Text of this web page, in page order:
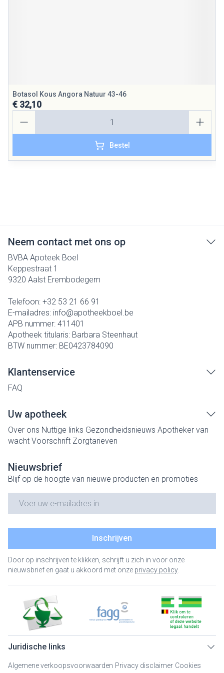
Botasol Kous Angora Natuur 43-46
€ 32,10
Bestel
Neem contact met ons op
BVBA Apoteek Boel
Keppestraat 1
9320 Aalst Erembodegem
Telefoon: +32 53 21 66 91
E-mailadres: info@apotheekboel.be
APB nummer: 411401
Apotheek titularis: Barbara Steenhaut
BTW nummer: BE0423784090
Klantenservice
FAQ
Uw apotheek
Over ons Nuttige links Gezondheidsnieuws Apotheker van
wacht Voorschrift Zorgtarieven
Nieuwsbrief
Blijf op de hoogte van nieuwe producten en promoties
Inschrijven
Door op inschrijven te klikken, schrijft u zich in voor onze
nieuwsbrief en gaat u akkoord met onze privacy policy.
Juridische links
Algemene verkoopsvoorwaarden Privacy disclaimer Cookies